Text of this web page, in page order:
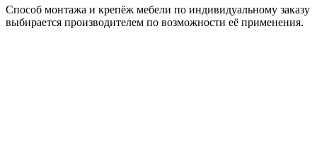
Способ монтажа и крепёж мебели по индивидуальному заказу
выбирается производителем по возможности её применения.